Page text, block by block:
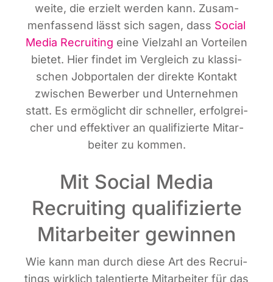
wei­te, die erzielt wer­den kann. Zusam­
men­fas­send lässt sich sagen, dass Social
Media Recrui­ting eine Viel­zahl an Vor­tei­len
bie­tet. Hier fin­det im Ver­gleich zu klas­si­
schen Job­por­ta­len der direk­te Kon­takt
zwi­schen Bewer­ber und Unter­neh­men
statt. Es ermög­licht dir schnel­ler, erfolg­rei­
cher und effek­ti­ver an qua­li­fi­zier­te Mit­ar­
bei­ter zu kommen.
Mit Social Media
Recruiting qualifizierte
Mitarbeiter gewinnen
Wie kann man durch die­se Art des Recrui­
tin­gs wirk­lich talen­tier­te Mit­ar­bei­ter für das